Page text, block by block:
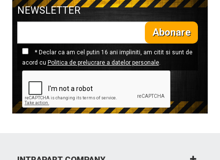
NEWSLETTER
Abonare
* Declar ca am cel putin 16 ani impliniti, am citit si sunt de
acord cu Politica de prelucrare a datelor personale.